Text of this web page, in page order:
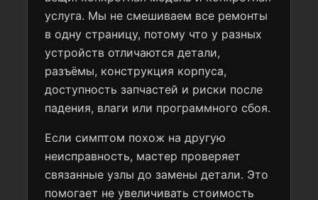
услуга. Мы не смешиваем все ремонты
в одну страницу, потому что у разных
устройств отличаются детали,
разъёмы, конструкция корпуса,
доступность запчастей и риски после
падения, влаги или программного сбоя.
Если симптом похож на другую
неисправность, мастер проверяет
связанные узлы до замены детали. Это
помогает не увеличивать стоимость